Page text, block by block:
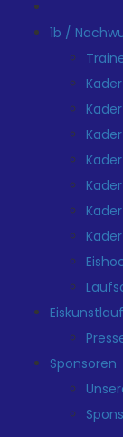
1b /
Kader
Kader
Kader
Kader
Kader
Eiskunstlauf
Sponsoren